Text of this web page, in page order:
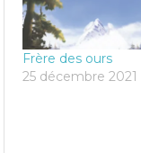
Frère des ours
25 décembre 2021